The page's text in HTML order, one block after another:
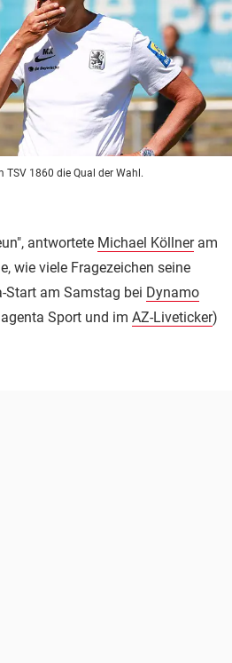
1860 die Qual der Wahl.
antwortete Michael Köllneram
wie viele Fragezeichen seine
am Samstag bei Dynamo
Sport und im AZ-Liveticker)